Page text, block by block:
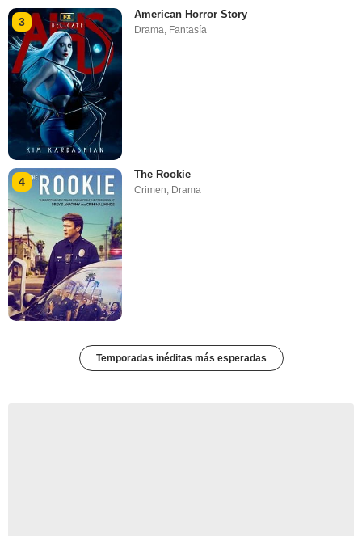
3
American Horror Story
Drama, Fantasía
4
The Rookie
Crimen, Drama
Temporadas inéditas más esperadas